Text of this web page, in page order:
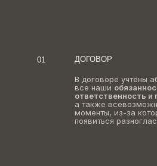
ДОГОВОР
01
В договоре учтены
все наши
ответственность и
а также
моменты, из-за
появиться